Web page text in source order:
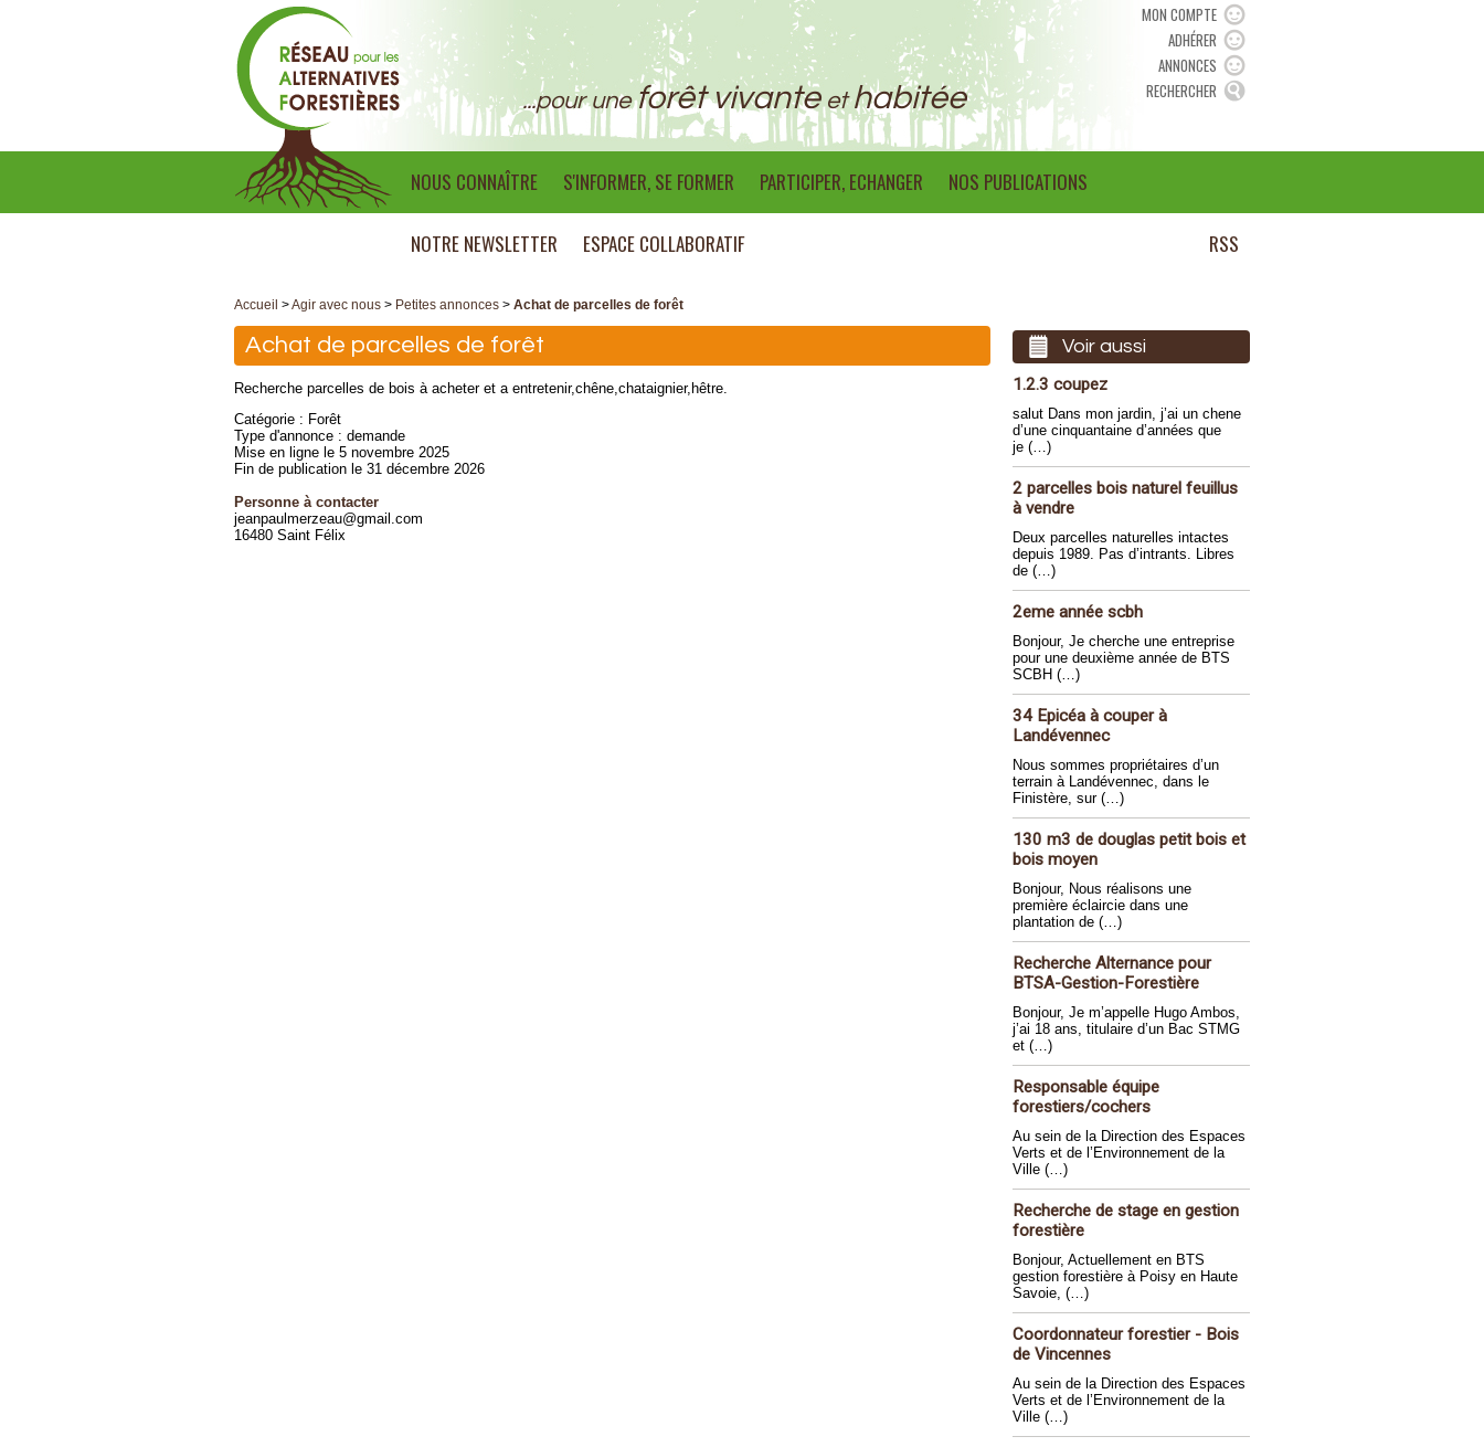
...pour uneforêt vivanteethabitée
MON COMPTE
ADHÉRER
ANNONCES
RECHERCHER
NOUS CONNAÎTRE S'INFORMER, SE FORMER PARTICIPER, ECHANGER NOS PUBLICATIONS
NOTRE NEWSLETTER ESPACE COLLABORATIF RSS
Accueil >Agir avec nous > Petites annonces > Achat de parcelles de forêt
Achat de parcelles de forêt
Recherche parcelles de bois à acheter et a entretenir,chêne,chataignier,hêtre.
Catégorie : Forêt
Type d'annonce : demande
Mise en ligne le 5 novembre 2025
Fin de publication le 31 décembre 2026
Personne à contacter
jeanpaulmerzeau@gmail.com
16480 Saint Félix
Voir aussi
1.2.3 coupez
salut Dans mon jardin, j’ai un chene
d’une cinquantaine d’années que
je (…)
2 parcelles bois naturel feuillus
à vendre
Deux parcelles naturelles intactes
depuis 1989. Pas d’intrants. Libres
de (…)
2eme année scbh
Bonjour, Je cherche une entreprise
pour une deuxième année de BTS
SCBH (…)
34 Epicéa à couper à
Landévennec
Nous sommes propriétaires d’un
terrain à Landévennec, dans le
Finistère, sur (…)
130 m3 de douglas petit bois et
bois moyen
Bonjour, Nous réalisons une
première éclaircie dans une
plantation de (…)
Recherche Alternance pour
BTSA-Gestion-Forestière
Bonjour, Je m’appelle Hugo Ambos,
j’ai 18 ans, titulaire d’un Bac STMG
et (…)
Responsable équipe
forestiers/cochers
Au sein de la Direction des Espaces
Verts et de l’Environnement de la
Ville (…)
Recherche de stage en gestion
forestière
Bonjour, Actuellement en BTS
gestion forestière à Poisy en Haute
Savoie, (…)
Coordonnateur forestier - Bois
de Vincennes
Au sein de la Direction des Espaces
Verts et de l’Environnement de la
Ville (…)